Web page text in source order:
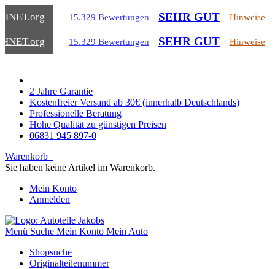
.org 15.329 Bewertungen SEHR GUT Hinweise
.org 15.329 Bewertungen SEHR GUT Hinweise
2 Jahre Garantie
Kostenfreier Versand ab 30€ (innerhalb Deutschlands)
Professionelle Beratung
Hohe Qualität zu günstigen Preisen
06831 945 897-0
Warenkorb
Sie haben keine Artikel im Warenkorb.
Mein Konto
Anmelden
Menü Suche Mein Konto Mein Auto
Shopsuche
Originalteilenummer